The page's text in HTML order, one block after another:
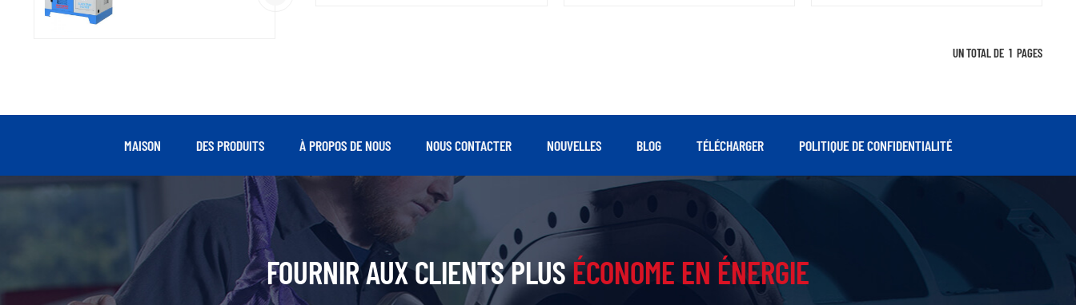
faible force exercée sur le rotor et les
faible vitesse.
faible force exercée sur le rotor et les
faible vitesse.
ce qui le rend adapté aux scénarios
UN TOTAL DE 1 PAGES
MAISON DES PRODUITS À PROPOS DE NOUS NOUS CONTACTER NOUVELLES BLOG TÉLÉCHARGER POLITIQUE DE CONFIDENTIALITÉ
FOURNIR AUX CLIENTS PLUSÉCONOME EN ÉNERGIE